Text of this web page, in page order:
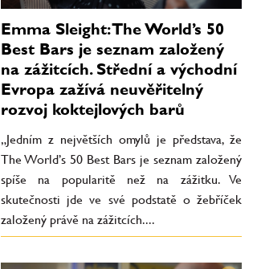
Emma Sleight: The World’s 50
Best Bars je seznam založený
na zážitcích. Střední a východní
Evropa zažívá neuvěřitelný
rozvoj koktejlových barů
„Jedním z největších omylů je představa, že
The World’s 50 Best Bars je seznam založený
spíše na popularitě než na zážitku. Ve
skutečnosti jde ve své podstatě o žebříček
založený právě na zážitcích....